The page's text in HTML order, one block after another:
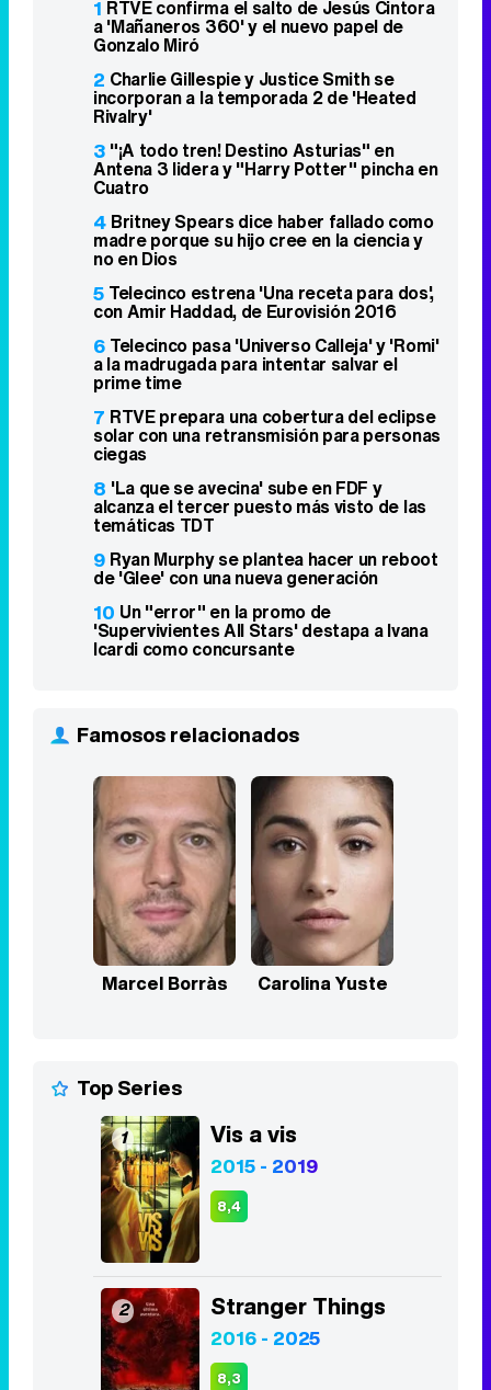
1 RTVE confirma el salto de Jesús Cintora
a 'Mañaneros 360' y el nuevo papel de
Gonzalo Miró
2 Charlie Gillespie y Justice Smith se
incorporan a la temporada 2 de 'Heated
Rivalry'
3 "¡A todo tren! Destino Asturias" en
Antena 3 lidera y "Harry Potter" pincha en
Cuatro
4 Britney Spears dice haber fallado como
madre porque su hijo cree en la ciencia y
no en Dios
5 Telecinco estrena 'Una receta para dos',
con Amir Haddad, de Eurovisión 2016
6 Telecinco pasa 'Universo Calleja' y 'Romi'
a la madrugada para intentar salvar el
prime time
7 RTVE prepara una cobertura del eclipse
solar con una retransmisión para personas
ciegas
8 'La que se avecina' sube en FDF y
alcanza el tercer puesto más visto de las
temáticas TDT
9 Ryan Murphy se plantea hacer un reboot
de 'Glee' con una nueva generación
10 Un "error" en la promo de
'Supervivientes All Stars' destapa a Ivana
Icardi como concursante
Famosos relacionados
Marcel Borràs Carolina Yuste
Top Series
1 Vis a vis
2015 - 2019
8,4
2 Stranger Things
2016 - 2025
8,3